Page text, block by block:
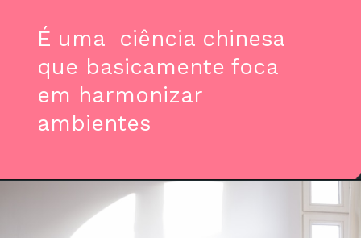
É uma ciência chinesa
que basicamente foca
em harmonizar
ambientes